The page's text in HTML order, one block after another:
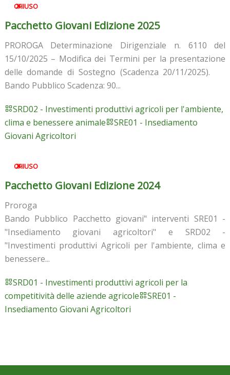
CHIUSO
Pacchetto Giovani Edizione 2025
PROROGA Determinazione Dirigenziale n. 6110 del
15/10/2025 – Modifica dei Termini per la presentazione
delle domande di Sostegno (Scadenza 20/11/2025).
Bando Pubblico Scadenza: 90...
SRD02 - Investimenti produttivi agricoli per l'ambiente,
clima e benessere animale
SRE01 - Insediamento
Giovani Agricoltori
CHIUSO
Pacchetto Giovani Edizione 2024
Proroga
Bando Pubblico Pacchetto giovani" interventi SRE01 -
"Insediamento giovani agricoltori" e SRD02 -
"Investimenti produttivi Agricoli per l'ambiente, clima e
benessere...
SRD01 - Investimenti produttivi agricoli per la
competitività delle aziende agricole
SRE01 -
Insediamento Giovani Agricoltori